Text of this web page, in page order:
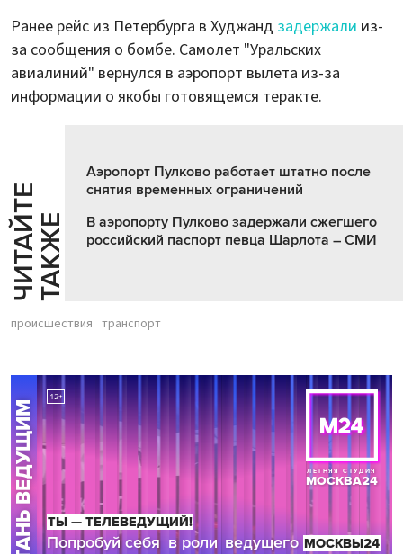
Ранее рейс из Петербурга в Худжанд задержали из-
за сообщения о бомбе. Самолет "Уральских
авиалиний" вернулся в аэропорт вылета из-за
информации о якобы готовящемся теракте.
Ч
И
Т
АЙ
Т
Е
Т
А
К
ЖЕ
Аэропорт Пулково работает штатно после
снятия временных ограничений
В аэропорту Пулково задержали сжегшего
российский паспорт певца Шарлота – СМИ
происшествия транспорт